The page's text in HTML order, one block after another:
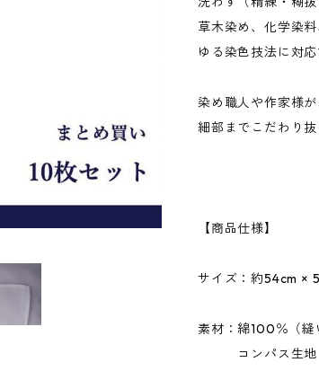
草木染め、化学染
ゆる染色技法に対
染め職人や作家様
細部までこだわり
【商品仕様】
サイズ：約54cm ×
素材：綿100％（縫
コンパス生地（